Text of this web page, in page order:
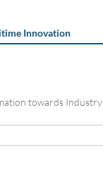
Innovation
towards Industry